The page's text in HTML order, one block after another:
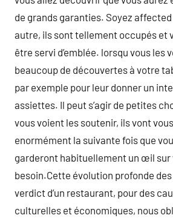
de grands garanties. Soyez
autre, ils sont tellement occupés et
être servi d’emblée. lorsqu vous les
beaucoup de découvertes à votre
par exemple pour leur donner un
assiettes. Il peut s’agir de petites
vous voient les soutenir, ils vont
enormément la suivante fois que
garderont habituellement un œil sur
besoin.Cette évolution profonde
verdict d’un restaurant, pour des
culturelles et économiques, nous